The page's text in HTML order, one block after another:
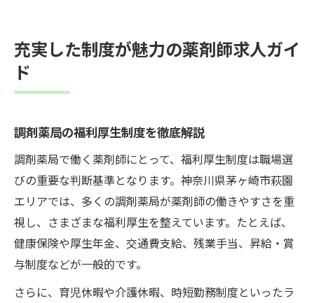
充実した制度が魅力の薬剤師求人ガイ
ド
調剤薬局の福利厚生制度を徹底解説
調剤薬局で働く薬剤師にとって、福利厚生制度は職場選
びの重要な判断基準となります。神奈川県茅ヶ崎市萩園
エリアでは、多くの調剤薬局が薬剤師の働きやすさを重
視し、さまざまな福利厚生を整えています。たとえば、
健康保険や厚生年金、交通費支給、残業手当、昇給・賞
与制度などが一般的です。
さらに、育児休暇や介護休暇、時短勤務制度といったラ